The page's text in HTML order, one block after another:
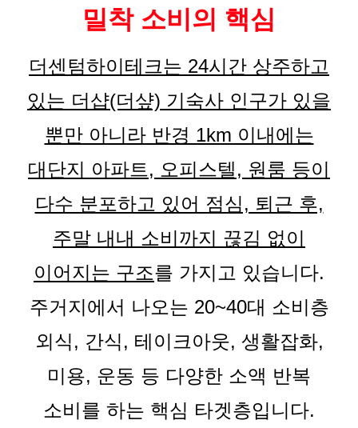
밀착 소비의 핵심
더센텀하이테크는 24시간 상주하고
있는 더샵(더샾) 기숙사 인구가 있을
뿐만 아니라 반경 1km 이내에는
대단지 아파트, 오피스텔, 원룸 등이
다수 분포하고 있어 점심, 퇴근 후,
주말 내내 소비까지 끊김 없이
이어지는 구조를 가지고 있습니다.
주거지에서 나오는 20~40대 소비층
외식, 간식, 테이크아웃, 생활잡화,
미용, 운동 등 다양한 소액 반복
소비를 하는 핵심 타겟층입니다.